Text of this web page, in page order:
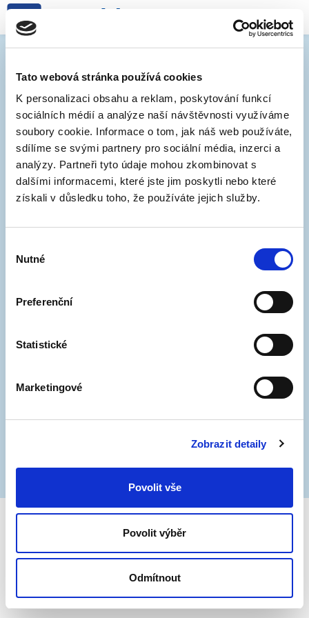
Tato webová stránka používá cookies
K personalizaci obsahu a reklam, poskytování funkcí
sociálních médií a analýze naší návštěvnosti využíváme
soubory cookie. Informace o tom, jak náš web používáte,
sdílíme se svými partnery pro sociální média, inzerci a
analýzy. Partneři tyto údaje mohou zkombinovat s
dalšími informacemi, které jste jim poskytli nebo které
získali v důsledku toho, že používáte jejich služby.
souhlasu
Nutné
Preferenční
Statistické
Marketingové
Zobrazit detaily
Povolit vše
Povolit výběr
Odmítnout
SPUŠTĚNÍ NOVÉ OBLASTI
12-01 (Jundrov)
4. 8. 2025
Systém rezidentního parkování se od 4. srpna 2025
rozšiřuje do oblasti 12-01 (Jundrov), která spadá do
návštěvnické zóny C. Regulace zde platí jen přes
, kde například